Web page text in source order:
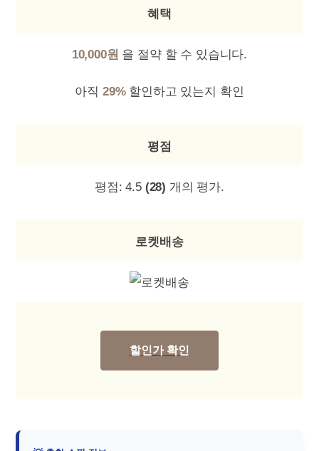
혜택
10,000원 을 절약 할 수 있습니다.
아직 29%할인하고 있는지 확인
평점
평점:4.5 (28) 개의 평가.
로켓배송
할인가 확인